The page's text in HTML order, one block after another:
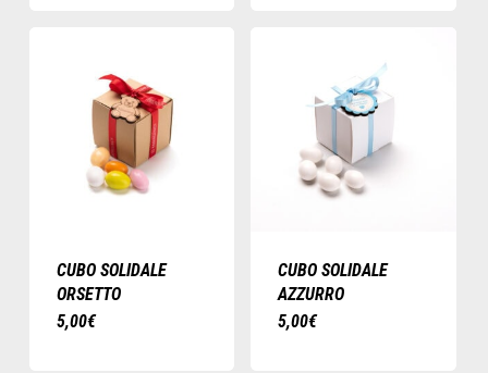
CUBO SOLIDALE
ORSETTO
5,00€
CUBO SOLIDALE
AZZURRO
5,00€